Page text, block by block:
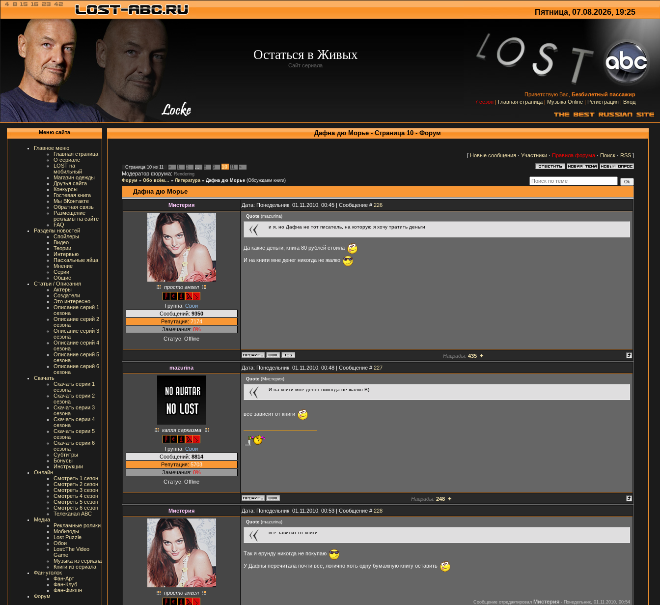
Пятница, 07.08.2026, 19:25
Остаться в Живых
Сайт сериала
Приветствую Вас, Безбилетный пассажир
7 сезон | Главная страница | Музыка Online | Регистрация | Вход
Меню сайта
Главное меню
Главная страница
О сериале
LOST на
мобильный
Магазин одежды
Друзья сайта
Конкурсы
Гостевая книга
Мы ВКонтакте
Обратная связь
Размещение
рекламы на сайте
FAQ
Разделы новостей
Спойлеры
Видео
Теории
Интервью
Пасхальные яйца
Мнение
Серии
Общие
Статьи / Описания
Актеры
Создатели
Это интересно
Описание серий 1
сезона
Описание серий 2
сезона
Описание серий 3
сезона
Описание серий 4
сезона
Описание серий 5
сезона
Описание серий 6
сезона
Скачать
Скачать серии 1
сезона
Скачать серии 2
сезона
Скачать серии 3
сезона
Скачать серии 4
сезона
Скачать серии 5
сезона
Скачать серии 6
сезона
Субтитры
Бонусы
Инструкции
Онлайн
Смотреть 1 сезон
Смотреть 2 сезон
Смотреть 3 сезон
Смотреть 4 сезон
Смотреть 5 сезон
Смотреть 6 сезон
Телеканал ABC
Медиа
Рекламные ролики
Мобизоды
Lost Puzzle
Обои
Lost:The Video
Game
Музыка из сериала
Книги из сериала
Фан-уголок
Фан-Арт
Фан-Клуб
Фан-Фикшн
Форум
Дафна дю Морье - Страница 10 - Форум
[ Новые сообщения· Участники· Правила форума· Поиск· RSS]
Страница 10из 11 « 1 2 8 9 10 11 »
Модератор форума: Rendering
Форум » Обо всём... » Литература » Дафна дю Морье (Обсуждаем книги)
Дафна дю Морье
Мистерия Дата: Понедельник, 01.11.2010, 00:45 | Сообщение # 226
просто ангел
Группа: Свои
Сообщений: 9350
Репутация: 7174
Замечания: 0%
Статус: Offline
Quote(mazurina)
и я, но Дафна не тот писатель, на которую я хочу тратить деньги
Да какие деньги, книга 80 рублей стоила
И на книги мне денег никогда не жалко
Награды: 435 +
mazurina Дата: Понедельник, 01.11.2010, 00:48 | Сообщение # 227
капля сарказма
Группа: Свои
Сообщений: 8814
Репутация: 5703
Замечания: 0%
Статус: Offline
Quote(Мистерия)
И на книги мне денег никогда не жалко B)
все зависит от книги
Награды: 248 +
Мистерия Дата: Понедельник, 01.11.2010, 00:53 | Сообщение # 228
просто ангел
Quote(mazurina)
все зависит от книги
Так я ерунду никогда не покупаю
У Дафны перечитала почти все, логично хоть одну бумажную книгу оставить
Сообщение отредактировал Мистерия- Понедельник, 01.11.2010, 00:54